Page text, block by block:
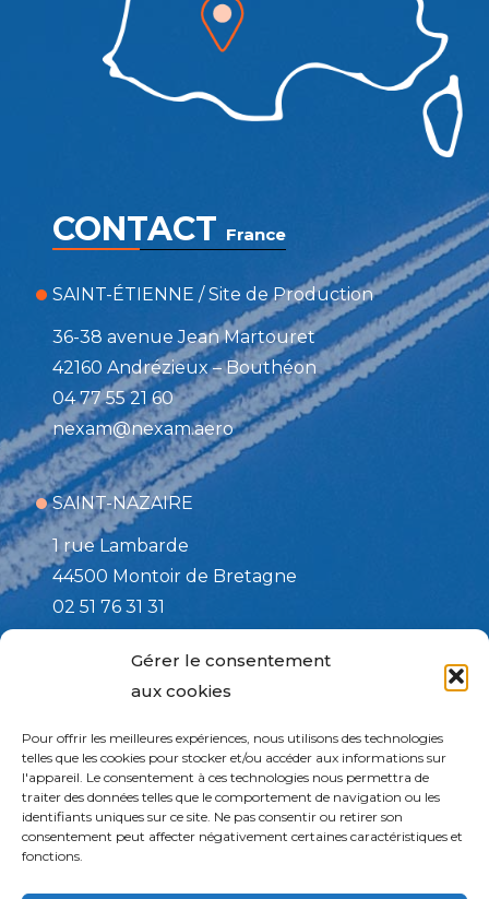
Gérer le consentement
aux cookies
Pour offrir les meilleures expériences, nous utilisons des technologies
telles que les cookies pour stocker et/ou accéder aux informations sur
l'appareil. Le consentement à ces technologies nous permettra de
traiter des données telles que le comportement de navigation ou les
identifiants uniques sur ce site. Ne pas consentir ou retirer son
consentement peut affecter négativement certaines caractéristiques et
fonctions.
CONTACT France
SAINT-ÉTIENNE / Site de Production
36-38 avenue Jean Martouret
42160 Andrézieux – Bouthéon
04 77 55 21 60
nexam@nexam.aero
SAINT-NAZAIRE
1 rue Lambarde
44500 Montoir de Bretagne
02 51 76 31 31
508 rue de la PAIX
82170 Grisolles
05 63 27 73 13
services@nexam.aero